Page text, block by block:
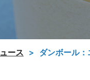
ース ダンボール